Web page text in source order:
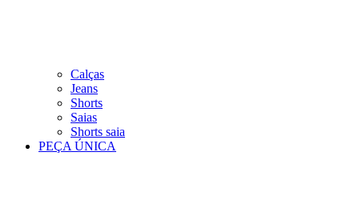
Calças
Jeans
Shorts
Saias
Shorts saia
PEÇA ÚNICA